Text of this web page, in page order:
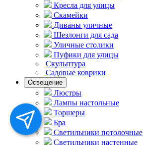
Кресла для улицы
Скамейки
Диваны уличные
Шезлонги для сада
Уличные столики
Пуфики для улицы
Скульптура
Садовые коврики
Освещение
Люстры
Лампы настольные
Торшеры
Бра
Светильники потолочные
Светильники настенные